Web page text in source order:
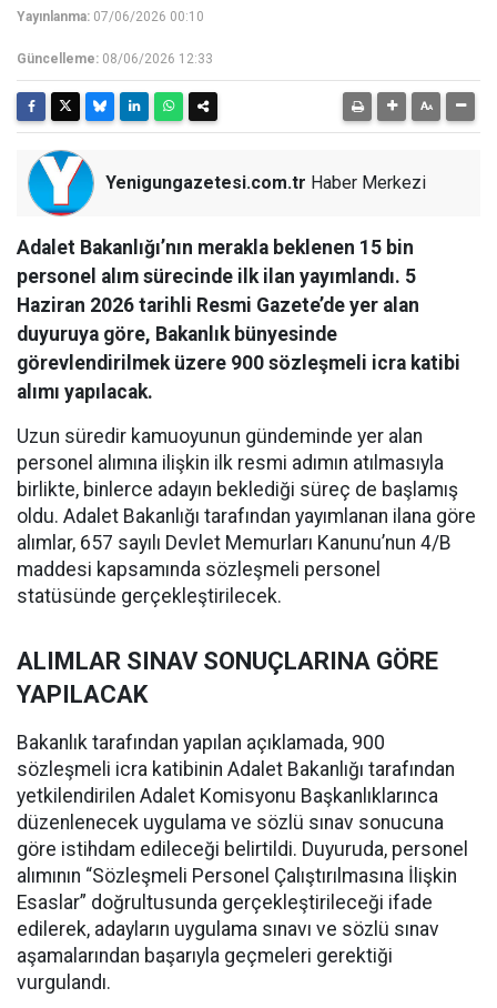
Yayınlanma: 07/06/2026 00:10
Güncelleme: 08/06/2026 12:33
Yenigungazetesi.com.tr Haber Merkezi
Adalet Bakanlığı’nın merakla beklenen 15 bin
personel alım sürecinde ilk ilan yayımlandı. 5
Haziran 2026 tarihli Resmi Gazete’de yer alan
duyuruya göre, Bakanlık bünyesinde
görevlendirilmek üzere 900 sözleşmeli icra katibi
alımı yapılacak.
Uzun süredir kamuoyunun gündeminde yer alan
personel alımına ilişkin ilk resmi adımın atılmasıyla
birlikte, binlerce adayın beklediği süreç de başlamış
oldu. Adalet Bakanlığı tarafından yayımlanan ilana göre
alımlar, 657 sayılı Devlet Memurları Kanunu’nun 4/B
maddesi kapsamında sözleşmeli personel
statüsünde gerçekleştirilecek.
ALIMLAR SINAV SONUÇLARINA GÖRE
YAPILACAK
Bakanlık tarafından yapılan açıklamada, 900
sözleşmeli icra katibinin Adalet Bakanlığı tarafından
yetkilendirilen Adalet Komisyonu Başkanlıklarınca
düzenlenecek uygulama ve sözlü sınav sonucuna
göre istihdam edileceği belirtildi. Duyuruda, personel
alımının “Sözleşmeli Personel Çalıştırılmasına İlişkin
Esaslar” doğrultusunda gerçekleştirileceği ifade
edilerek, adayların uygulama sınavı ve sözlü sınav
aşamalarından başarıyla geçmeleri gerektiği
vurgulandı.